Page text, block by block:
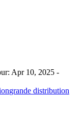
Apr 10, 2025 -
grande distribution